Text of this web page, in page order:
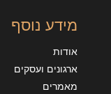
מידע נוסף
אודות
ארגונים ועסקים
מאמרים